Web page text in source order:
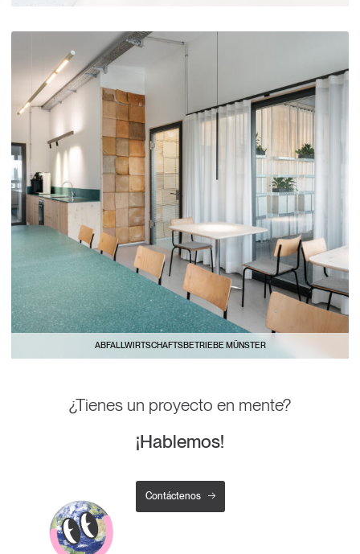
ABFALLWIRTSCHAFTSBETRIEBE MÜNSTER
¿Tienes un proyecto en mente?
¡Hablemos!
Contáctenos